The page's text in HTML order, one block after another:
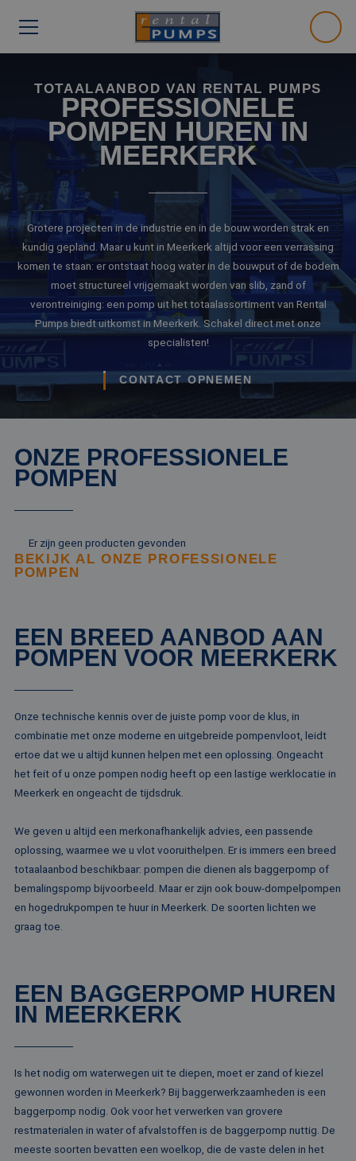
TOTAALAANBOD VAN RENTAL PUMPS
PROFESSIONELE
POMPEN HUREN IN
MEERKERK
Grotere projecten in de industrie en in de bouw worden strak en
kundig gepland. Maar u kunt in Meerkerk altijd voor een verrassing
komen te staan: er ontstaat hoog water in de bouwput of de bodem
moet structureel vrijgemaakt worden van slib, zand of
verontreiniging: een pomp uit het totaalassortiment van Rental
Pumps biedt uitkomst in Meerkerk. Schakel direct met onze
specialisten!
CONTACT OPNEMEN
ONZE PROFESSIONELE
POMPEN
Er zijn geen producten gevonden
BEKIJK AL ONZE PROFESSIONELE
POMPEN
EEN BREED AANBOD AAN
POMPEN VOOR MEERKERK
Onze technische kennis over de juiste pomp voor de klus, in
combinatie met onze moderne en uitgebreide pompenvloot, leidt
ertoe dat we u altijd kunnen helpen met een oplossing. Ongeacht
het feit of u onze pompen nodig heeft op een lastige werklocatie in
Meerkerk en ongeacht de tijdsdruk.
We geven u altijd een merkonafhankelijk advies, een passende
oplossing, waarmee we u vlot vooruithelpen. Er is immers een breed
totaalaanbod beschikbaar: pompen die dienen als baggerpomp of
bemalingspomp bijvoorbeeld. Maar er zijn ook bouw-dompelpompen
en hogedrukpompen te huur in Meerkerk. De soorten lichten we
graag toe.
EEN BAGGERPOMP HUREN
IN MEERKERK
Is het nodig om waterwegen uit te diepen, moet er zand of kiezel
gewonnen worden in Meerkerk? Bij baggerwerkzaamheden is een
baggerpomp nodig. Ook voor het verwerken van grovere
restmaterialen in water of afvalstoffen is de baggerpomp nuttig. De
meeste soorten bevatten een woelkop, die de vaste delen in het